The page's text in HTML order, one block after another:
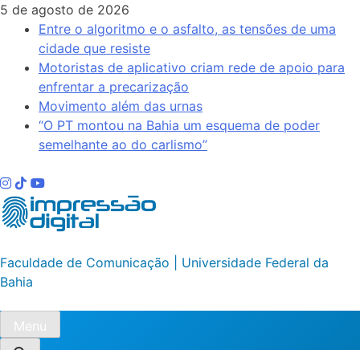
Skip
content
5 de agosto de 2026
Entre o algoritmo e o asfalto, as tensões de uma
cidade que resiste
Motoristas de aplicativo criam rede de apoio para
enfrentar a precarização
Movimento além das urnas
“O PT montou na Bahia um esquema de poder
semelhante ao do carlismo”
Impressão Digital
Faculdade de Comunicação | Universidade Federal da
Bahia
Menu